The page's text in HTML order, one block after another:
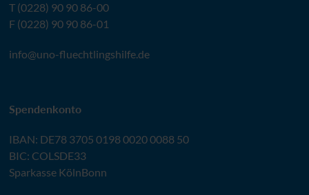
T (0228) 90 90 86-00
F (0228) 90 90 86-01
info@uno-fluechtlingshilfe.de
Spendenkonto
IBAN: DE78 3705 0198 0020 0088 50
BIC: COLSDE33
Sparkasse KölnBonn